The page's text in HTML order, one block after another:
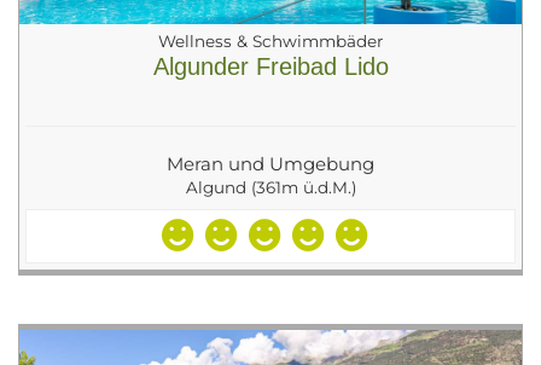
Wellness & Schwimmbäder
Algunder Freibad Lido
Meran und Umgebung
Algund (361m ü.d.M.)